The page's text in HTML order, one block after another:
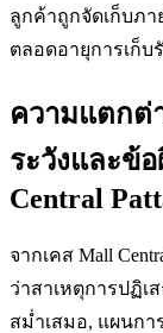
ลูกค้าถูกจัดเก็บภา
ตลอดอายุการเก็บ
ความแตกต่
ระวังและข้
Central
จากเคส Mall
ว่าสาเหตุการปฏิเ
สม่ำเสมอ, แผนกา